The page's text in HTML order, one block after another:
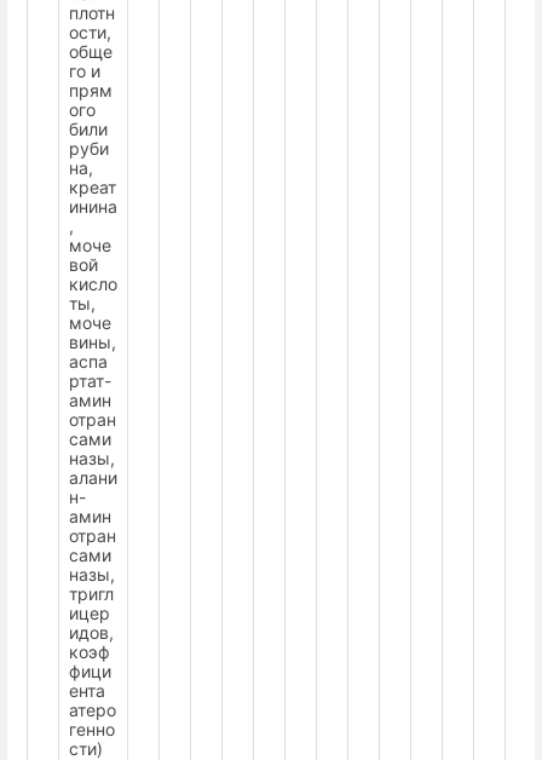
плотн
ости,
обще
го и
прям
ого
били
руби
на,
креат
инина
,
моче
вой
кисло
ты,
моче
вины,
аспа
ртат-
амин
отран
сами
назы,
алани
н-
амин
отран
сами
назы,
тригл
ицер
идов,
коэф
фици
ента
атеро
генно
сти)